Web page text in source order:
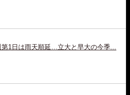
1日は雨天順延…立大と早大の今季...